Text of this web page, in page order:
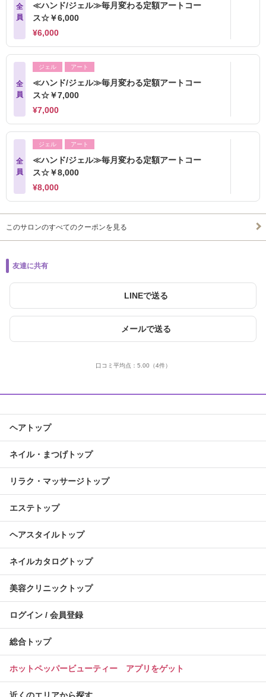
全
員
≪ハンド/ジェル≫毎月変わる定額アートコー
ス☆￥6,000
¥6,000
全
員
ジェル アート
≪ハンド/ジェル≫毎月変わる定額アートコー
ス☆￥7,000
¥7,000
全
員
ジェル アート
≪ハンド/ジェル≫毎月変わる定額アートコー
ス☆￥8,000
¥8,000
このサロンのすべてのクーポンを見る
友達に共有
LINEで送る
メールで送る
口コミ平均点： 5.00 （4件）
ヘアトップ
ネイル・まつげトップ
リラク・マッサージトップ
エステトップ
ヘアスタイルトップ
ネイルカタログトップ
美容クリニックトップ
ログイン / 会員登録
総合トップ
ホットペッパービューティー アプリをゲット